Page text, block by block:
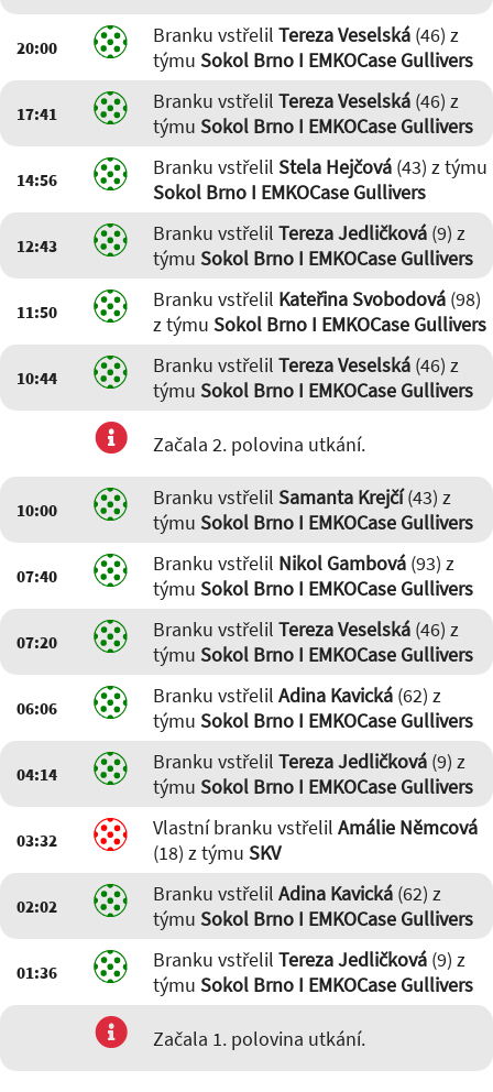
20:00 Branku vstřelil Tereza Veselská(46) z
týmu Sokol Brno I EMKOCase Gullivers
17:41 Branku vstřelil Tereza Veselská(46) z
týmu Sokol Brno I EMKOCase Gullivers
14:56 Branku vstřelil Stela Hejčová(43) z týmu
Sokol Brno I EMKOCase Gullivers
12:43 Branku vstřelil Tereza Jedličková(9) z
týmu Sokol Brno I EMKOCase Gullivers
11:50 Branku vstřelil Kateřina Svobodová(98)
z týmu Sokol Brno I EMKOCase Gullivers
10:44 Branku vstřelil Tereza Veselská(46) z
týmu Sokol Brno I EMKOCase Gullivers
Začala 2. polovina utkání.
10:00 Branku vstřelil Samanta Krejčí(43) z
týmu Sokol Brno I EMKOCase Gullivers
07:40 Branku vstřelil Nikol Gambová(93) z
týmu Sokol Brno I EMKOCase Gullivers
07:20 Branku vstřelil Tereza Veselská(46) z
týmu Sokol Brno I EMKOCase Gullivers
06:06 Branku vstřelil Adina Kavická(62) z
týmu Sokol Brno I EMKOCase Gullivers
04:14 Branku vstřelil Tereza Jedličková(9) z
týmu Sokol Brno I EMKOCase Gullivers
03:32 Vlastní branku vstřelil Amálie Němcová
(18) z týmu SKV
02:02 Branku vstřelil Adina Kavická(62) z
týmu Sokol Brno I EMKOCase Gullivers
01:36 Branku vstřelil Tereza Jedličková(9) z
týmu Sokol Brno I EMKOCase Gullivers
Začala 1. polovina utkání.